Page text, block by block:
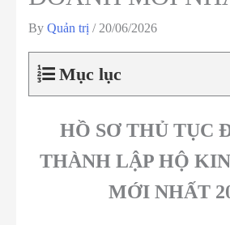
By Quản trị / 20/06/2026
Mục lục
HỒ SƠ THỦ TỤC
THÀNH LẬP HỘ
MỚI NHẤT